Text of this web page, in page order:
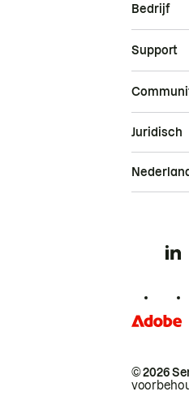
Bedrijf
Support
© 2026
Juridisch